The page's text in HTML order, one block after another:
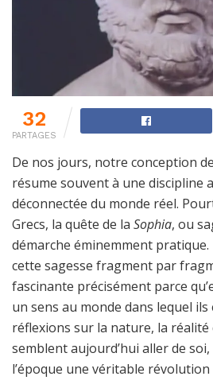
32
PARTAGES
De nos jours, notre conception
résume souvent à une discipline
déconnectée du monde réel.
Grecs, la quête de la Sophia, ou
démarche éminemment
cette sagesse fragment par
fascinante précisément parce
un sens au monde dans lequel
réflexions sur la nature, la réalité
semblent aujourd’hui aller de
l’époque une véritable